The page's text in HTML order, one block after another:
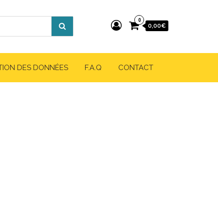
0
0,00€
DES DONNÉES F.A.Q CONTACT